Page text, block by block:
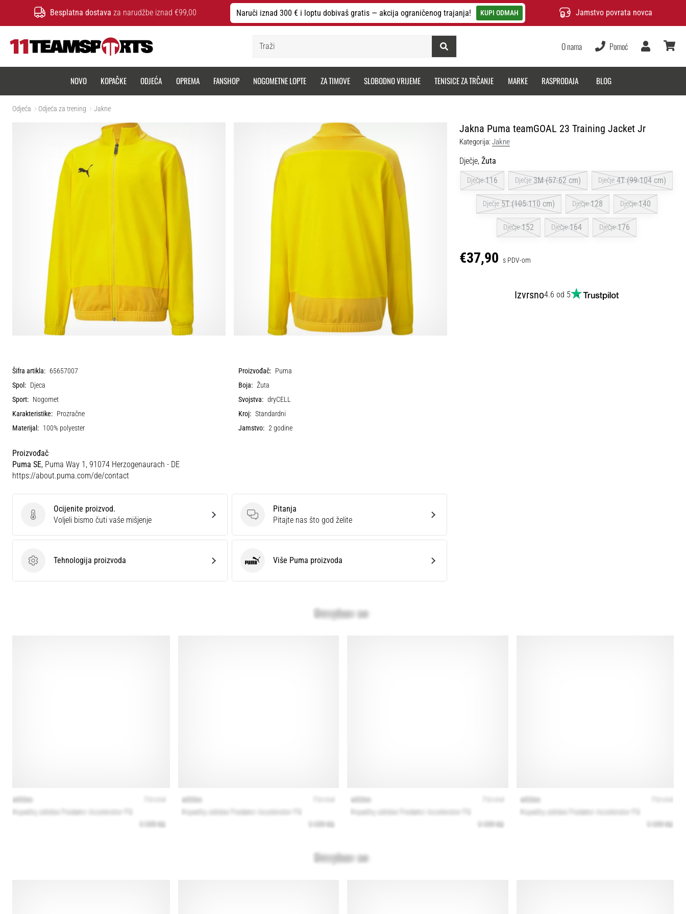
Besplatna dostava za narudžbe iznad €99,00 Naruči iznad 300 € i loptu dobivaš gratis — akcija ograničenog trajanja! KUPI ODMAH Jamstvo povrata novca
O nama Pomoć
Korisnik
NOVO KOPAČKE ODJEĆA OPREMA FANSHOP NOGOMETNE LOPTE ZA TIMOVE SLOBODNO VRIJEME TENISICE ZA TRČANJE MARKE RASPRODAJA BLOG
Odjeća Odjeća za trening Jakne
Jakna Puma teamGOAL 23 Training Jacket Jr
Kategorija:Jakne
Dječje, Žuta
Dječje 116 Dječje 3M (57-62 cm) Dječje 4T (99-104 cm)
Dječje 5T (105-110 cm) Dječje 128 Dječje 140
Dječje 152 Dječje 164 Dječje 176
€37,90 s PDV-om
Izvrsno4.6 od 5
Šifra artikla: 65657007 Proizvođač: Puma
Spol: Djeca Boja: Žuta
Sport: Nogomet Svojstva: dryCELL
Karakteristike: Prozračne Kroj: Standardni
Materijal: 100% polyester Jamstvo: 2 godine
Proizvođač
Puma SE, Puma Way 1, 91074 Herzogenaurach - DE
https://about.puma.com/de/contact
Ocijenite proizvod.
Ocijenite proizvod.
Voljeli bismo čuti vaše mišjenje
Pitanja
Pitanja
Pitajte nas što god želite
Tehnologija proizvoda
Tehnologija proizvoda Puma Više Puma proizvoda